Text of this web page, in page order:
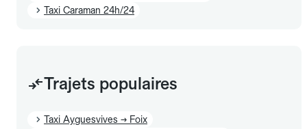
Taxi Caraman 24h/24
Trajets populaires
Taxi Ayguesvives → Foix